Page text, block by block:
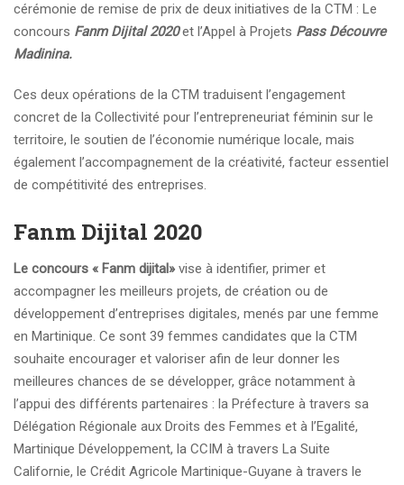
cérémonie de remise de prix de deux initiatives de la CTM : Le
concours Fanm Dijital 2020et l’Appel à Projets Pass Découvre
Madinina.
Ces deux opérations de la CTM traduisent l’engagement
concret de la Collectivité pour l’entrepreneuriat féminin sur le
territoire, le soutien de l’économie numérique locale, mais
également l’accompagnement de la créativité, facteur essentiel
de compétitivité des entreprises.
Fanm Dijital 2020
Le concours « Fanm dijital» vise à identifier, primer et
accompagner les meilleurs projets, de création ou de
développement d’entreprises digitales, menés par une femme
en Martinique. Ce sont 39 femmes candidates que la CTM
souhaite encourager et valoriser afin de leur donner les
meilleures chances de se développer, grâce notamment à
l’appui des différents partenaires : la Préfecture à travers sa
Délégation Régionale aux Droits des Femmes et à l’Egalité,
Martinique Développement, la CCIM à travers La Suite
Californie, le Crédit Agricole Martinique-Guyane à travers le